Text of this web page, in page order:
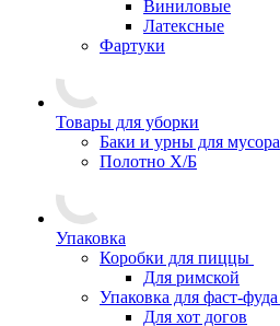
Виниловые
Латексные
Фартуки
Товары для уборки
Баки и урны для мусора
Полотно Х/Б
Упаковка
Коробки для пиццы
Для римской
Упаковка для фаст-фуда
Для хот догов